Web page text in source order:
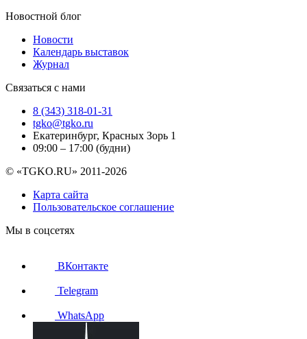
Новостной блог
Новости
Календарь выставок
Журнал
Связаться с нами
8 (343) 318-01-31
tgko@tgko.ru
Екатеринбург, Красных Зорь 1
09:00 – 17:00 (будни)
© «TGKO.RU» 2011-2026
Карта сайта
Пользовательское соглашение
Мы в соцсетях
ВКонтакте
Telegram
WhatsApp